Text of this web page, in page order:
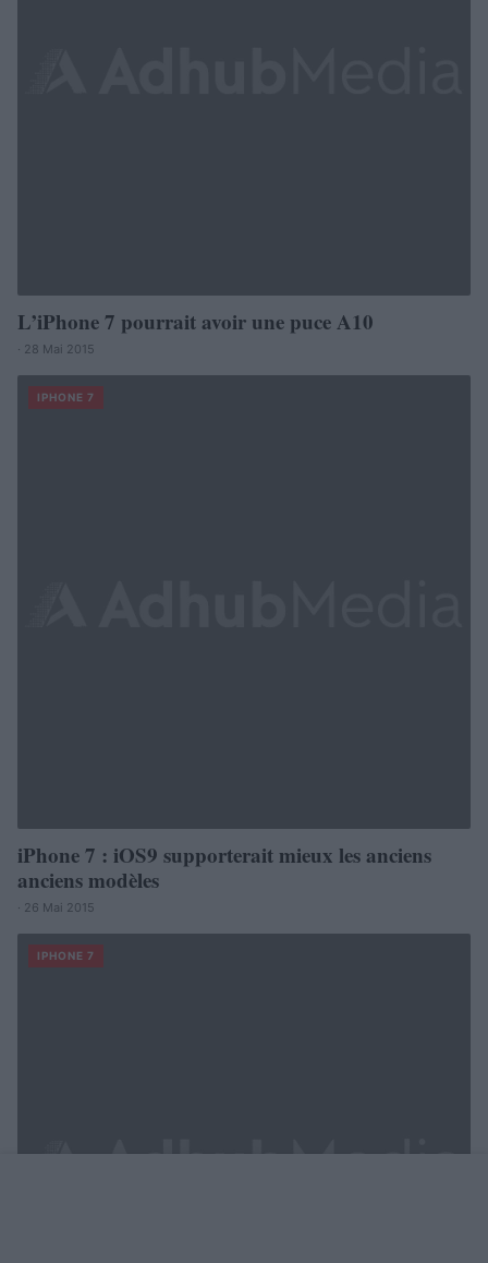
L’iPhone 7 pourrait avoir une puce A10
· 28 Mai 2015
IPHONE 7
iPhone 7 : iOS9 supporterait mieux les anciens
anciens modèles
· 26 Mai 2015
IPHONE 7